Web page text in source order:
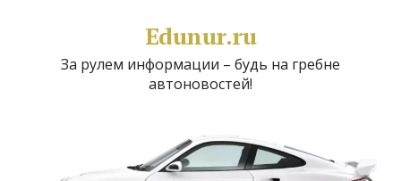
Edunur.ru
За рулем информации – будь на гребне
автоновостей!